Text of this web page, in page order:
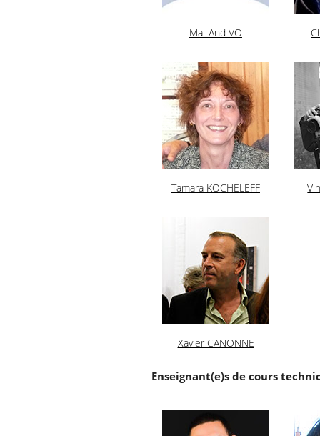
Mai-And VO
Tamara KOCHELEFF
Xavier CANONNE
Enseignant(e)s de cours